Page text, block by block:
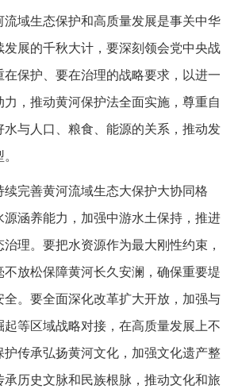
流域生态保护和高质量发展是事关中华
发展的千秋大计，要深刻领会党中央战
保护、要在治理的战略要求，以进一
，推动黄河保护法全面实施，尊重自
水与人口、粮食、能源的关系，推动发
续完善黄河流域生态大保护大协同格
源涵养能力，加强中游水土保持，推进
理。要把水资源作为最大刚性约束，
放松保障黄河长久安澜，确保重要堤
全。要全面深化改革扩大开放，加强与
等区域战略对接，在高质量发展上不
护传承弘扬黄河文化，加强文化遗产整
历史文脉和民族根脉，推动文化和旅